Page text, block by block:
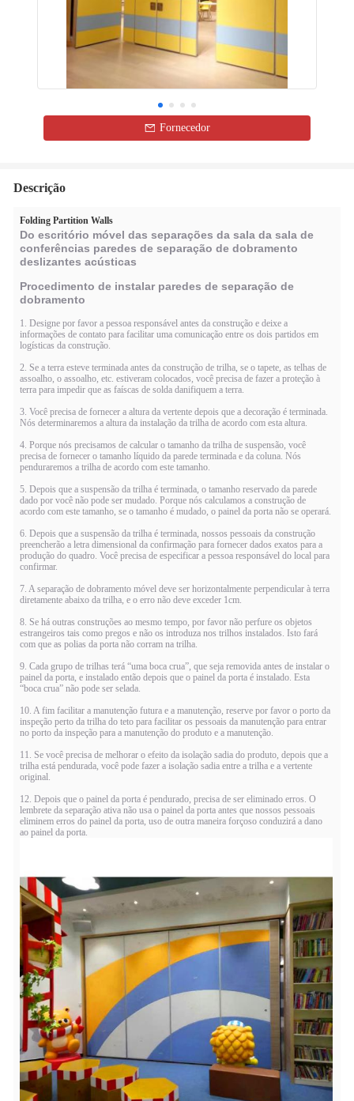
Fornecedor
Descrição
Folding Partition Walls
Do escritório móvel das separações da sala da sala de
conferências paredes de separação de dobramento
deslizantes acústicas
Procedimento de instalar paredes de separação de
dobramento
1. Designe por favor a pessoa responsável antes da construção e deixe a
informações de contato para facilitar uma comunicação entre os dois partidos em
logísticas da construção.
2. Se a terra esteve terminada antes da construção de trilha, se o tapete, as telhas de
assoalho, o assoalho, etc. estiveram colocados, você precisa de fazer a proteção à
terra para impedir que as faíscas de solda danifiquem a terra.
3. Você precisa de fornecer a altura da vertente depois que a decoração é terminada.
Nós determinaremos a altura da instalação da trilha de acordo com esta altura.
4. Porque nós precisamos de calcular o tamanho da trilha de suspensão, você
precisa de fornecer o tamanho líquido da parede terminada e da coluna. Nós
penduraremos a trilha de acordo com este tamanho.
5. Depois que a suspensão da trilha é terminada, o tamanho reservado da parede
dado por você não pode ser mudado. Porque nós calculamos a construção de
acordo com este tamanho, se o tamanho é mudado, o painel da porta não se operará.
6. Depois que a suspensão da trilha é terminada, nossos pessoais da construção
preencherão a letra dimensional da confirmação para fornecer dados exatos para a
produção do quadro. Você precisa de especificar a pessoa responsável do local para
confirmar.
7. A separação de dobramento móvel deve ser horizontalmente perpendicular à terra
diretamente abaixo da trilha, e o erro não deve exceder 1cm.
8. Se há outras construções ao mesmo tempo, por favor não perfure os objetos
estrangeiros tais como pregos e não os introduza nos trilhos instalados. Isto fará
com que as polias da porta não corram na trilha.
9. Cada grupo de trilhas terá “uma boca crua”, que seja removida antes de instalar o
painel da porta, e instalado então depois que o painel da porta é instalado. Esta
“boca crua” não pode ser selada.
10. A fim facilitar a manutenção futura e a manutenção, reserve por favor o porto da
inspeção perto da trilha do teto para facilitar os pessoais da manutenção para entrar
no porto da inspeção para a manutenção do produto e a manutenção.
11. Se você precisa de melhorar o efeito da isolação sadia do produto, depois que a
trilha está pendurada, você pode fazer a isolação sadia entre a trilha e a vertente
original.
12. Depois que o painel da porta é pendurado, precisa de ser eliminado erros. O
lembrete da separação ativa não usa o painel da porta antes que nossos pessoais
eliminem erros do painel da porta, uso de outra maneira forçoso conduzirá a dano
ao painel da porta.